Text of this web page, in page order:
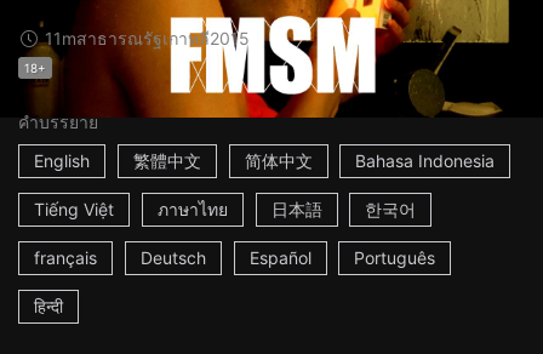
11mสาธารณรัฐเกาหลี2015
18+
คำบรรยาย
English
繁體中文 简体中文 Bahasa Indonesia
Tiếng Việt ภาษาไทย 日本語 한국어
français Deutsch Español Português
हिन्दी